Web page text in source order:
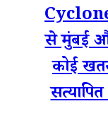
से मुंबई और
कोई